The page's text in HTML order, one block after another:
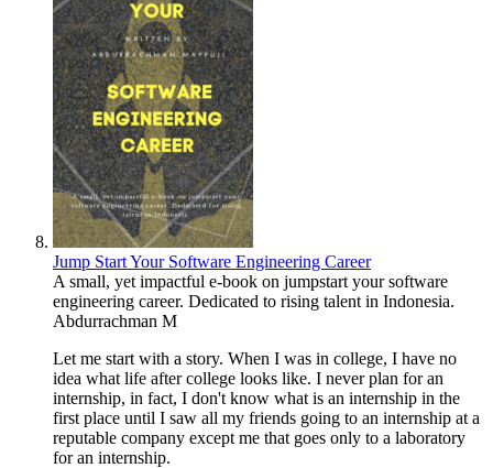
Jump Start Your Software Engineering Career
A small, yet impactful e-book on jumpstart your software
engineering career. Dedicated to rising talent in Indonesia.
Abdurrachman M
Let me start with a story. When I was in college, I have no
idea what life after college looks like. I never plan for an
internship, in fact, I don't know what is an internship in the
first place until I saw all my friends going to an internship at a
reputable company except me that goes only to a laboratory
for an internship.